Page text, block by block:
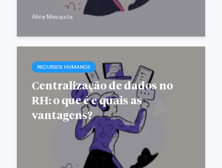
Aline Mesquita
RECURSOS HUMANOS
Centralização de dados no
RH: o que é e quais as
vantagens?